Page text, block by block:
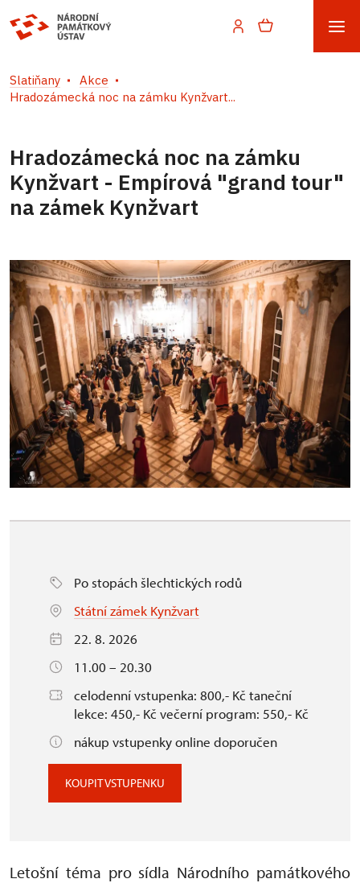
Slatiňany
Akce
Hradozámecká noc na zámku Kynžvart...
Hradozámecká noc na zámku
Kynžvart - Empírová "grand tour"
na zámek Kynžvart
Po stopách šlechtických rodů
Státní zámek Kynžvart
22. 8. 2026
11.00 – 20.30
celodenní vstupenka: 800,- Kč taneční
lekce: 450,- Kč večerní program: 550,- Kč
nákup vstupenky online doporučen
KOUPIT VSTUPENKU
Letošní téma pro sídla Národního památkového